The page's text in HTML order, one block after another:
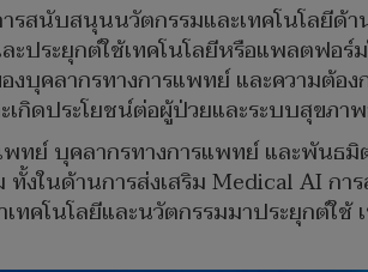
รสนับสนุนนวัตกรรมและเทคโนโลยีด้
ประยุกต์ใช้เทคโนโลยีหรือแพลตฟอร์
บุคลากรทางการแพทย์ และความต้อง
กิดประโยชน์ต่อผู้ป่วยและระบบสุขภาพ
พทย์ บุคลากรทางการแพทย์ และพันธ
ทั้งในด้านการส่งเสริม Medical AI ก
โนโลยีและนวัตกรรมมาประยุกต์ใช้